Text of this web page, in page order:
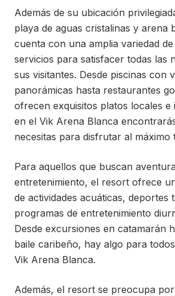
Además de su ubicación
playa de aguas cristalinas y arena
cuenta con una amplia variedad
servicios para satisfacer todas las
sus visitantes. Desde piscinas con
panorámicas hasta restaurantes
ofrecen exquisitos platos locales e
en el Vik Arena Blanca
necesitas para disfrutar al máximo
Para aquellos que buscan
entretenimiento, el resort ofrece
de actividades acuáticas, deportes
programas de entretenimiento
Desde excursiones en catamarán
baile caribeño, hay algo para
Vik Arena Blanca.
Además, el resort se preocupa